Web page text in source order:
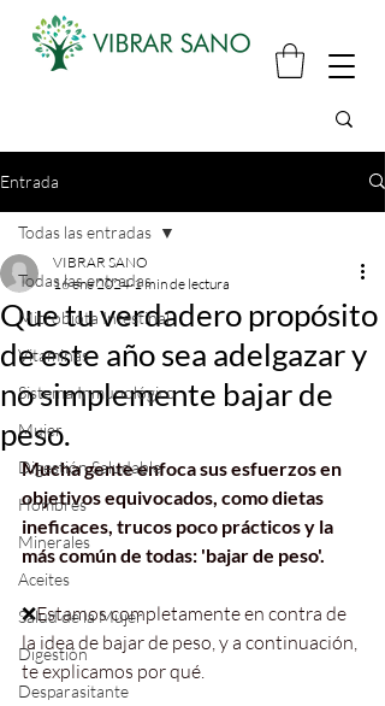
Entrada
Todas las entradas
Microbiota Intestinal
Vitaminas
Sistema Inmunológico
Mujer
Digestión Saludable
Hombres
Minerales
Aceites
Salud de la Mujer
Digestión
Desparasitante
Todas las entradas
Que tu verdadero propósito
de este año sea adelgazar y
no simplemente bajar de
peso.
VIBRAR SANO
16 ene 2024 1 min de lectura
Mucha gente enfoca sus esfuerzos en
objetivos equivocados, como dietas
ineficaces, trucos poco prácticos y la
más común de todas: 'bajar de peso'.
❌Estamos completamente en contra de
la idea de bajar de peso, y a continuación,
te explicamos por qué.